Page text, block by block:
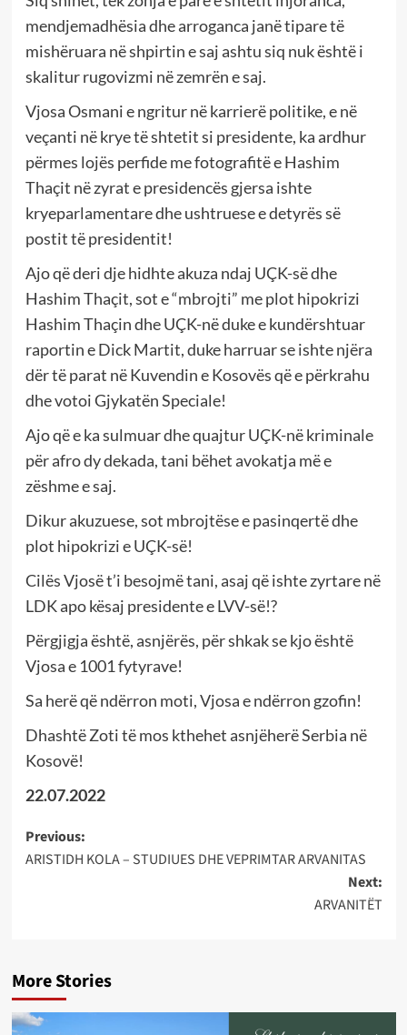
mendjemadhësia dhe arroganca janë tipare të
mishëruara në shpirtin e saj ashtu siq nuk është i
skalitur rugovizmi në zemrën e saj.
Vjosa Osmani e ngritur në karrierë politike, e në
veçanti në krye të shtetit si presidente, ka ardhur
përmes lojës perfide me fotografitë e Hashim
Thaçit në zyrat e presidencës gjersa ishte
kryeparlamentare dhe ushtruese e detyrës së
postit të presidentit!
Ajo që deri dje hidhte akuza ndaj UÇK-së dhe
Hashim Thaçit, sot e “mbrojti” me plot hipokrizi
Hashim Thaçin dhe UÇK-në duke e kundërshtuar
raportin e Dick Martit, duke harruar se ishte njëra
dër të parat në Kuvendin e Kosovës që e përkrahu
dhe votoi Gjykatën Speciale!
Ajo që e ka sulmuar dhe quajtur UÇK-në kriminale
për afro dy dekada, tani bëhet avokatja më e
zëshme e saj.
Dikur akuzuese, sot mbrojtëse e pasinqertë dhe
plot hipokrizi e UÇK-së!
Cilës Vjosë t’i besojmë tani, asaj që ishte zyrtare në
LDK apo kësaj presidente e LVV-së!?
Përgjigja është, asnjërës, për shkak se kjo është
Vjosa e 1001 fytyrave!
Sa herë që ndërron moti, Vjosa e ndërron gzofin!
Dhashtë Zoti të mos kthehet asnjëherë Serbia në
Kosovë!
22.07.2022
Post
navigation
Previous:
ARISTIDH KOLA – STUDIUES DHE VEPRIMTAR ARVANITAS
Next:
ARVANITËT
More Stories